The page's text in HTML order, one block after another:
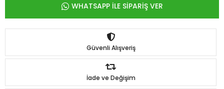
WHATSAPP İLE SİPARİŞ VER
Güvenli Alışveriş
İade ve Değişim